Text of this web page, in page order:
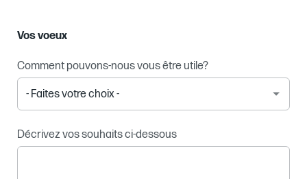
Vos voeux
Comment pouvons-nous vous être utile?
Décrivez vos souhaits ci-dessous